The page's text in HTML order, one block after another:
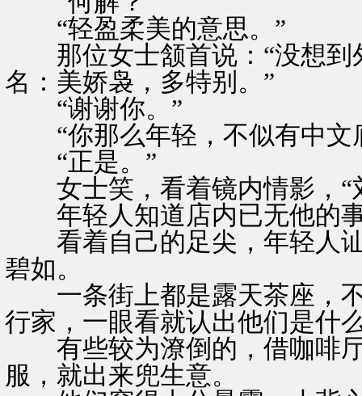
“轻盈柔美的意思。”
那位女士颔首说：“没想到
名：美娇袅，多特别。”
“谢谢你。”
“你那么年轻，不似有中文
“正是。”
女士笑，看着镜内情影，“
年轻人知道店内已无他的
看着自己的足尖，年轻人讪
碧如。
一条街上都是露天茶座，不
行家，一眼看就认出他们是什
有些较为潦倒的，借咖啡厅
服，就出来兜生意。